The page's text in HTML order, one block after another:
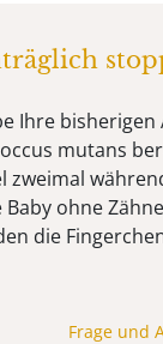
Ihre
mutans
zweimal
ohne
die
Frage und